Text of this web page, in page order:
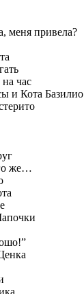
меня привела?
час
и Кота Базилио
же…